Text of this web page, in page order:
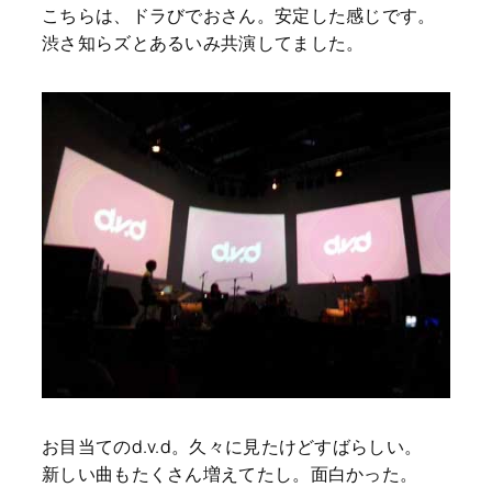
こちらは、ドラびでおさん。安定した感じです。
渋さ知らズとあるいみ共演してました。
お目当てのd.v.d。久々に見たけどすばらしい。
新しい曲もたくさん増えてたし。面白かった。